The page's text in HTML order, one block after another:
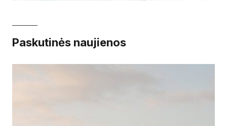
Paskutinės naujienos